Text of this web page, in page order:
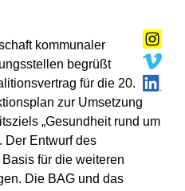
kommunaler
begrüßt
für die 20.
zur Umsetzung
„Gesundheit rund um
Der Entwurf des
für die weiteren
Die BAG und das